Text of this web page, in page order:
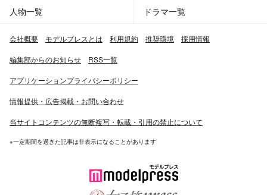
人物一覧 ドラマ一覧
会社概要 モデルプレスとは 利用規約 推奨環境 採用情報
編集部からのお知らせ RSS一覧
アプリケーションプライバシーポリシー
情報提供・広告掲載・お問い合わせ
当サイトコンテンツの無断複写・転載・引用の禁止について
※一定期間を過ぎた記事は非表示になることがあります